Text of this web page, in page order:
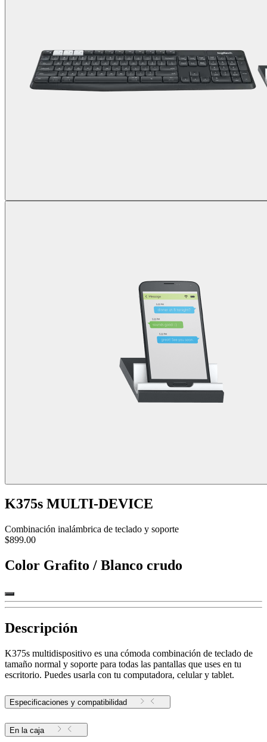
K375s MULTI-DEVICE
Combinación inalámbrica de teclado y soporte
$899.00
Color Grafito / Blanco crudo
Descripción
K375s multidispositivo es una cómoda combinación de teclado de
tamaño normal y soporte para todas las pantallas que uses en tu
escritorio. Puedes usarla con tu computadora, celular y tablet.
Especificaciones y compatibilidad
En la caja